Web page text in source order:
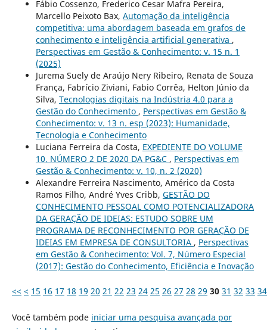
Fábio Cossenzo, Frederico Cesar Mafra Pereira,
Marcello Peixoto Bax, Automação da inteligência
competitiva: uma abordagem baseada em grafos de
conhecimento e inteligência artificial generativa ,
Perspectivas em Gestão & Conhecimento: v. 15 n. 1
(2025)
Jurema Suely de Araújo Nery Ribeiro, Renata de Souza
França, Fabrício Ziviani, Fabio Corrêa, Helton Júnio da
Silva, Tecnologias digitais na Indústria 4.0 para a
Gestão do Conhecimento , Perspectivas em Gestão &
Conhecimento: v. 13 n. esp (2023): Humanidade,
Tecnologia e Conhecimento
Luciana Ferreira da Costa, EXPEDIENTE DO VOLUME
10, NÚMERO 2 DE 2020 DA PG&C , Perspectivas em
Gestão & Conhecimento: v. 10, n. 2 (2020)
Alexandre Ferreira Nascimento, Américo da Costa
Ramos Filho, André Yves Cribb, GESTÃO DO
CONHECIMENTO PESSOAL COMO POTENCIALIZADORA
DA GERAÇÃO DE IDEIAS: ESTUDO SOBRE UM
PROGRAMA DE RECONHECIMENTO POR GERAÇÃO DE
IDEIAS EM EMPRESA DE CONSULTORIA , Perspectivas
em Gestão & Conhecimento: Vol. 7, Número Especial
(2017): Gestão do Conhecimento, Eficiência e Inovação
<< < 15 16 17 18 19 20 21 22 23 24 25 26 27 28 29 30 31 32 33 34
Você também pode iniciar uma pesquisa avançada por